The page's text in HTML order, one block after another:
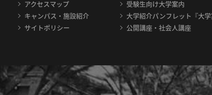
アクセスマップ
キャンパス・施設紹介
サイトポリシー
受験生向け大学案内
大学紹介パンフレット『大学
公開講座・社会人講座